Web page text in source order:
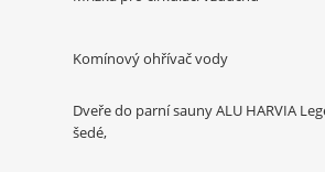
Komínový ohřívač vody
Dveře do parní sauny ALU HARVIA
šedé,